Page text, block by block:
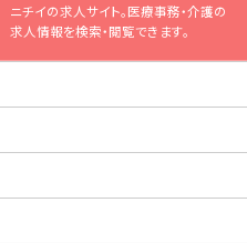
ニチイの求人サイト。医療事務・介護の
求人情報を検索・閲覧できます。